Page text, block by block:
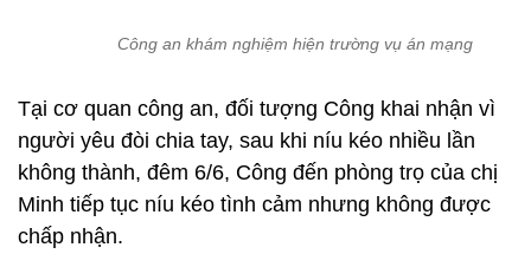
Công an khám nghiệm hiện trường vụ án mạng
Tại cơ quan công an, đối tượng Công khai nhận vì
người yêu đòi chia tay, sau khi níu kéo nhiều lần
không thành, đêm 6/6, Công đến phòng trọ của chị
Minh tiếp tục níu kéo tình cảm nhưng không được
chấp nhận.